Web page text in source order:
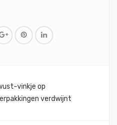
vinkje op
verdwijnt